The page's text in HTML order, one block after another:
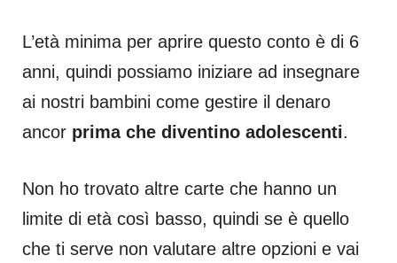
L’età minima per aprire questo conto è di 6
anni, quindi possiamo iniziare ad insegnare
ai nostri bambini come gestire il denaro
ancor prima che diventino adolescenti.
Non ho trovato altre carte che hanno un
limite di età così basso, quindi se è quello
che ti serve non valutare altre opzioni e vai